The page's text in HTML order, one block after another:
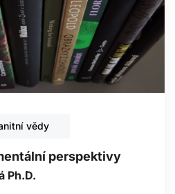
vědy
perspektivy
Ph.D.